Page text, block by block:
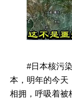
#日本核污
本，明年的今天
相拥，呼吸着被